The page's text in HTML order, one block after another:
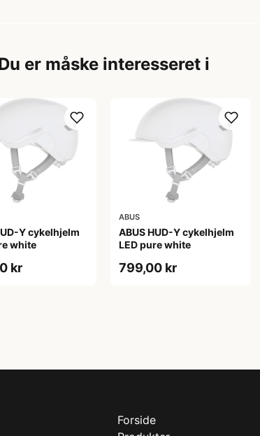
er måske interesseret i
Y cykelhjelm
white
kr
ABUS
ABUS HUD-Y cykelhjelm
LED pure white
799,00 kr
Forside